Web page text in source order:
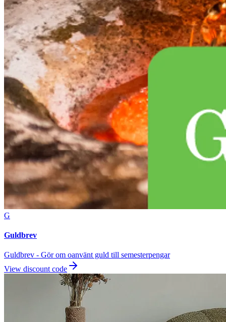
G
Guldbrev
Guldbrev - Gör om oanvänt guld till semesterpengar
View discount code